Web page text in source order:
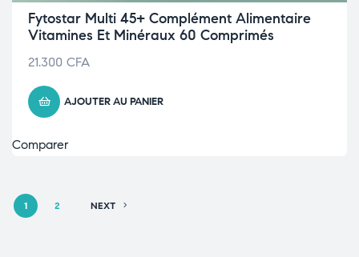
Fytostar Multi 45+ Complément Alimentaire
Vitamines Et Minéraux 60 Comprimés
21.300 CFA
AJOUTER AU PANIER
Comparer
1 2 NEXT